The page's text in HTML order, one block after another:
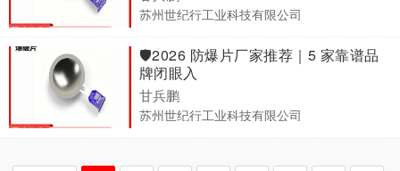
苏州世纪行工业科技有限公司
🛡️2026 防爆片厂家推荐｜5 家靠谱品
牌闭眼入
甘兵鹏
苏州世纪行工业科技有限公司